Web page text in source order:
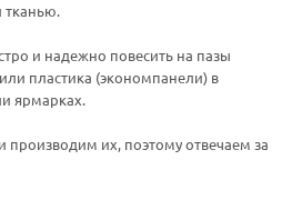
тканью.
и надежно повесить на пазы
пластика (экономпанели) в
ярмарках.
их, поэтому отвечаем за